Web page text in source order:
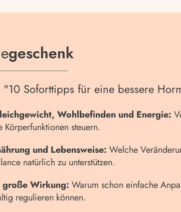
geschenk
"10 Soforttipps für eine bessere
Wohlbefinden und Energie:
Körperfunktionen steuern.
und Lebensweise: Welche
natürlich zu unterstützen.
große Wirkung: Warum schon einfache
regulieren können.